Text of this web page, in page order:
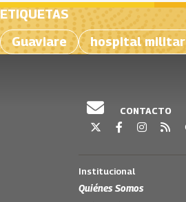
ETIQUETAS
Guaviare
hospital militar
CONTACTO
Institucional
Quiénes Somos